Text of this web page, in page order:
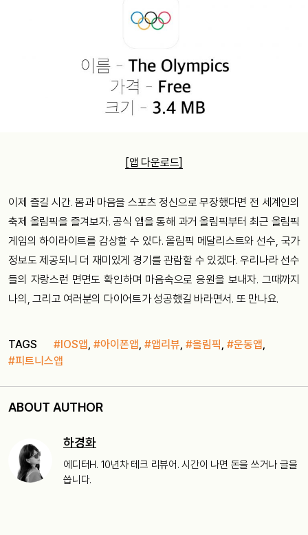
[앱 다운로드]
이제 즐길 시간. 몸과 마음을 스포츠 정신으로 무장했다면 전 세계인의
축제 올림픽을 즐겨보자. 공식 앱을 통해 과거 올림픽부터 최근 올림픽
게임의 하이라이트를 감상할 수 있다. 올림픽 메달리스트와 선수, 국가
정보도 제공되니 더 재미있게 경기를 관람할 수 있겠다. 우리나라 선수
들의 자랑스런 면면도 확인하며 마음속으로 응원을 보내자. 그때까지
나의, 그리고 여러분의 다이어트가 성공했길 바라면서. 또 만나요.
TAGS #IOS앱, #아이폰앱, #앱리뷰, #올림픽, #운동앱,
#피트니스앱
ABOUT AUTHOR
하경화
에디터H. 10년차 테크 리뷰어. 시간이 나면 돈을 쓰거나 글을
씁니다.